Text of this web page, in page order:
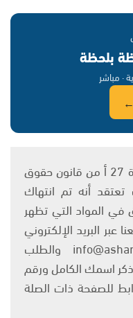
بلحظة
· مباشر
يتم الاستخدام المواد وفقًا للمادة 27 أ من قانون حقوق
وإن كنت تعتقد أنه تم انتهاك
المواد التي تظهر
البريد الإلكتروني
على العنوان التالي: info@ashams.com والطلب
اسمك الكامل ورقم
للصفحة ذات الصلة